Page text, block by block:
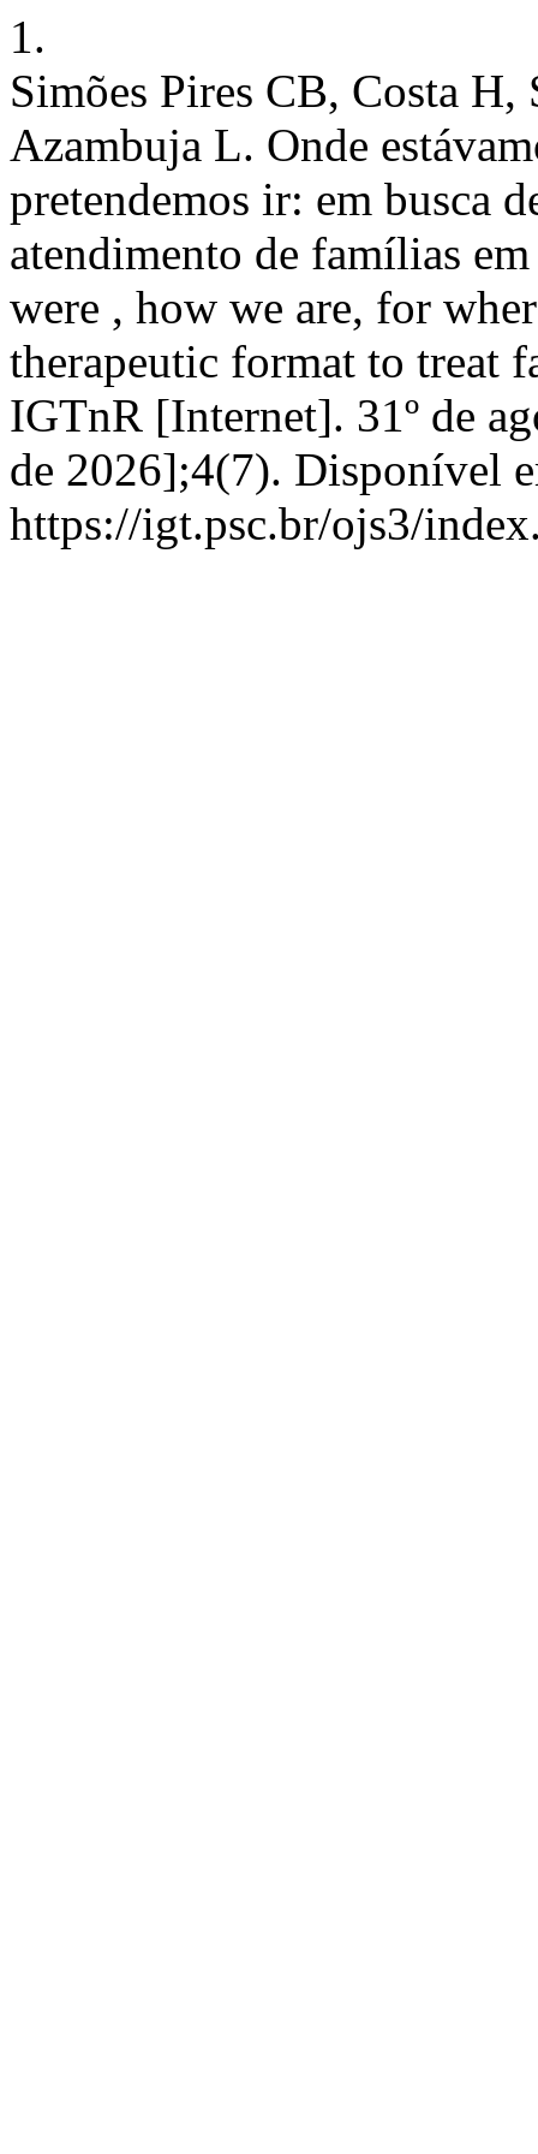
1.
Simões Pires CB, Costa
Azambuja L. Onde
pretendemos ir: em busca
atendimento de famílias
were , how we are, for
therapeutic format to treat
IGTnR [Internet]. 31º de
de 2026];4(7). Disponível
https://igt.psc.br/ojs3/